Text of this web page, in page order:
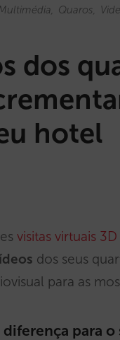
Quaros
dos
hotel
visitas virtuais 3D
dos seus
para as
para o